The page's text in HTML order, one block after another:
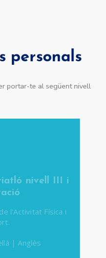
personals
portar-te al següent nivell
nivell III i
l'Activitat Física i
| Anglès